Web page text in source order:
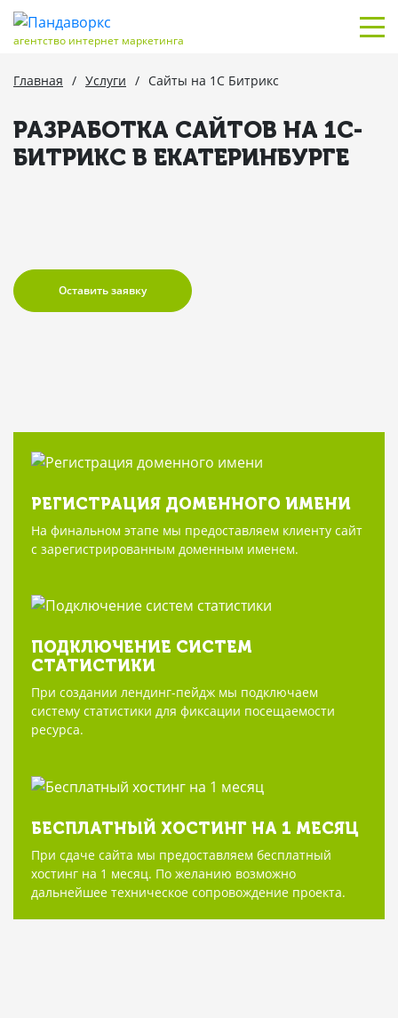
агентство интернет маркетинга
Главная / Услуги / Сайты на 1С Битрикс
РАЗРАБОТКА САЙТОВ НА 1С-
БИТРИКС В ЕКАТЕРИНБУРГЕ
Оставить заявку
РЕГИСТРАЦИЯ ДОМЕННОГО ИМЕНИ
На финальном этапе мы предоставляем клиенту сайт
с зарегистрированным доменным именем.
ПОДКЛЮЧЕНИЕ СИСТЕМ
СТАТИСТИКИ
При создании лендинг-пейдж мы подключаем
систему статистики для фиксации посещаемости
ресурса.
БЕСПЛАТНЫЙ ХОСТИНГ НА 1 МЕСЯЦ
При сдаче сайта мы предоставляем бесплатный
хостинг на 1 месяц. По желанию возможно
дальнейшее техническое сопровождение проекта.